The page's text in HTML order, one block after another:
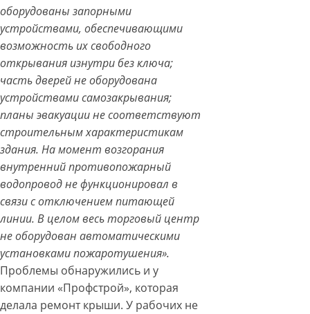
оборудованы запорными
устройствами, обеспечивающими
возможность их свободного
открывания изнутри без ключа;
часть дверей не оборудована
устройствами самозакрывания;
планы эвакуации не соответствуют
строительным характеристикам
здания. На момент возгорания
внутренний противопожарный
водопровод не функционировал в
связи с отключением питающей
линии. В целом весь торговый центр
не оборудован автоматическими
установками пожаротушения».
Проблемы обнаружились и у
компании «Профстрой», которая
делала ремонт крыши. У рабочих не